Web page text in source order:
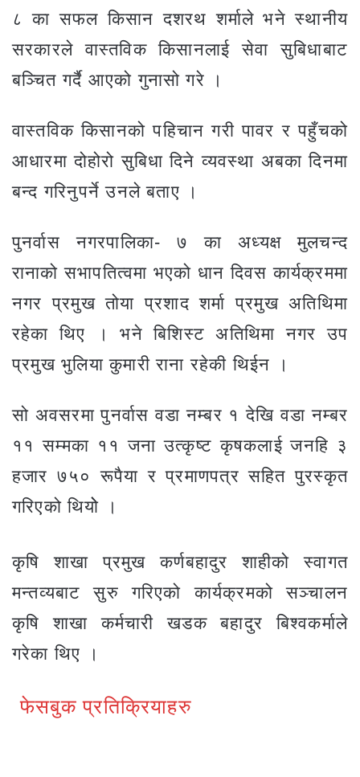
८ का सफल किसान दशरथ शर्माले भने स्थानीय
सरकारले वास्तविक किसानलाई सेवा सुबिधाबाट
बञ्चित गर्दै आएको गुनासो गरे ।
वास्तविक किसानको पहिचान गरी पावर र पहुँचको
आधारमा दोहोरो सुबिधा दिने व्यवस्था अबका दिनमा
बन्द गरिनुपर्ने उनले बताए ।
पुनर्वास नगरपालिका- ७ का अध्यक्ष मुलचन्द
रानाको सभापतित्वमा भएको धान दिवस कार्यक्रममा
नगर प्रमुख तोया प्रशाद शर्मा प्रमुख अतिथिमा
रहेका थिए । भने बिशिस्ट अतिथिमा नगर उप
प्रमुख भुलिया कुमारी राना रहेकी थिईन ।
सो अवसरमा पुनर्वास वडा नम्बर १ देखि वडा नम्बर
११ सम्मका ११ जना उत्कृष्ट कृषकलाई जनहि ३
हजार ७५० रूपैया र प्रमाणपत्र सहित पुरस्कृत
गरिएको थियोे ।
कृषि शाखा प्रमुख कर्णबहादुर शाहीको स्वागत
मन्तव्यबाट सुरु गरिएको कार्यक्रमको सञ्चालन
कृषि शाखा कर्मचारी खडक बहादुर बिश्वकर्माले
गरेका थिए ।
फेसबुक प्रतिक्रियाहरु